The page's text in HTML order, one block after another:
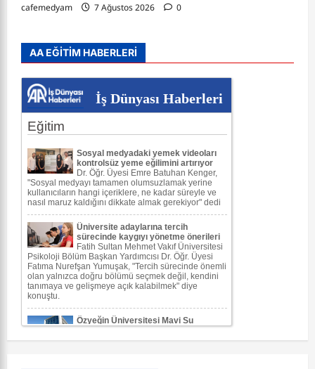
cafemedyam 7 Ağustos 2026 0
AA EĞİTİM HABERLERİ
İş Dünyası Haberleri